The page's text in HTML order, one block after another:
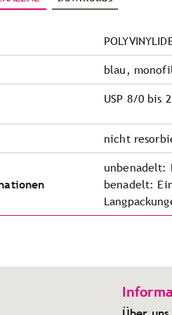
blau,
USP 8/0 bis
nicht
unbenadelt:
benadelt: